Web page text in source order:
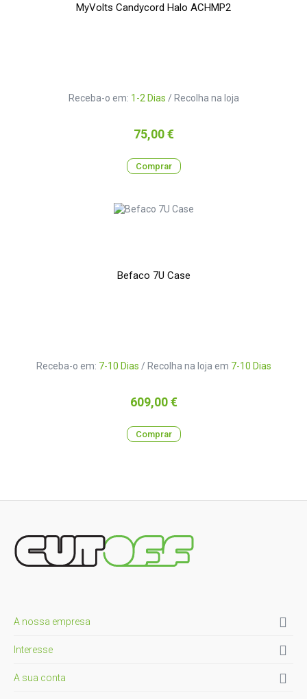
MyVolts Candycord Halo ACHMP2
Receba-o em: 1-2 Dias / Recolha na loja
Preço
75,00 €
Comprar
Befaco 7U Case
Receba-o em: 7-10 Dias / Recolha na loja em 7-10 Dias
Preço
609,00 €
Comprar
A nossa empresa 
Interesse 
A sua conta 